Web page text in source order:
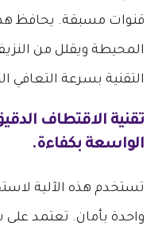
قنوات مسبقة. يحافظ
المحيطة ويقلل من
التقنية بسرعة التعافي
الواسعة بكفاءة.
تستخدم هذه الآلية
واحدة بأمان. تعتمد على